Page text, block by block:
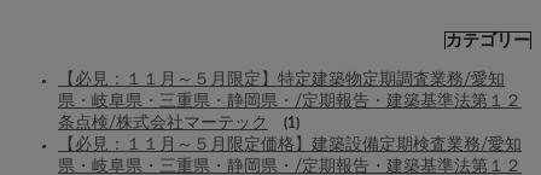
カテゴリー
【必見：１１月～５月限定】特定建築物定期調査業務/愛知
県・岐阜県・三重県・静岡県・/定期報告・建築基準法第１２
条点検/株式会社マーテック
(1)
【必見：１１月～５月限定価格】建築設備定期検査業務/愛知
県・岐阜県・三重県・静岡県・/定期報告・建築基準法第１２